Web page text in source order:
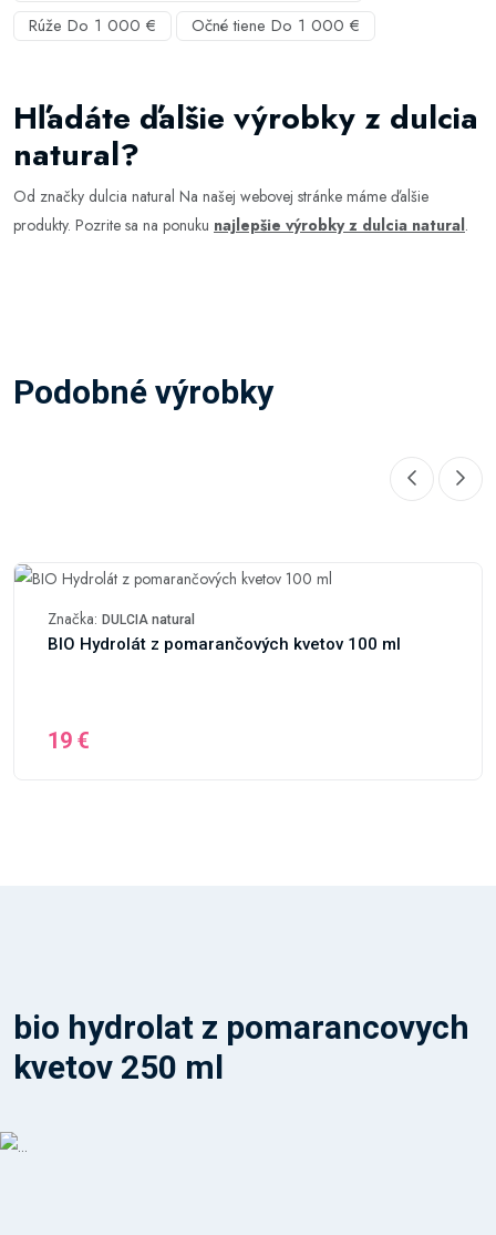
Rúže Do 1 000 €
Očné tiene Do 1 000 €
Hľadáte ďalšie výrobky z dulcia
natural?
Od značky dulcia natural Na našej webovej stránke máme ďalšie
produkty. Pozrite sa na ponuku najlepšie výrobky z dulcia natural.
Podobné výrobky
Značka: DULCIA natural
BIO Hydrolát z pomarančových kvetov 100 ml
19 €
bio hydrolat z pomarancovych
kvetov 250 ml